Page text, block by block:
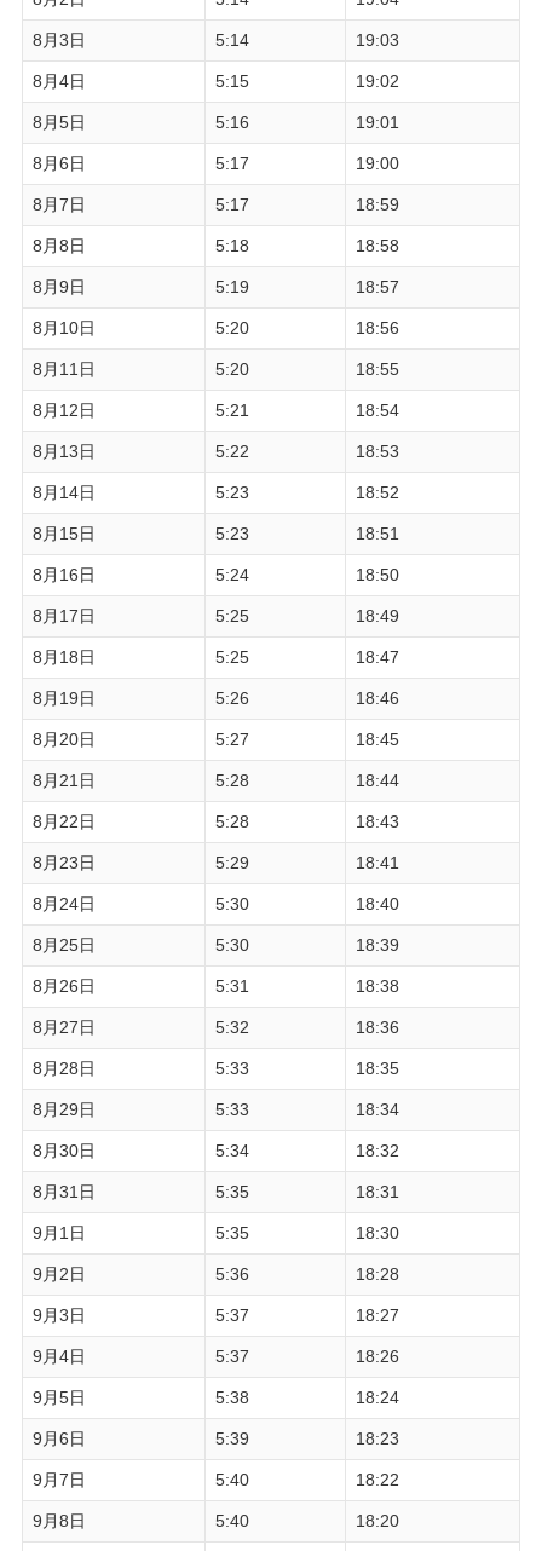
8月3日 5:14 19:03
8月4日 5:15 19:02
8月5日 5:16 19:01
8月6日 5:17 19:00
8月7日 5:17 18:59
8月8日 5:18 18:58
8月9日 5:19 18:57
8月10日 5:20 18:56
8月11日 5:20 18:55
8月12日 5:21 18:54
8月13日 5:22 18:53
8月14日 5:23 18:52
8月15日 5:23 18:51
8月16日 5:24 18:50
8月17日 5:25 18:49
8月18日 5:25 18:47
8月19日 5:26 18:46
8月20日 5:27 18:45
8月21日 5:28 18:44
8月22日 5:28 18:43
8月23日 5:29 18:41
8月24日 5:30 18:40
8月25日 5:30 18:39
8月26日 5:31 18:38
8月27日 5:32 18:36
8月28日 5:33 18:35
8月29日 5:33 18:34
8月30日 5:34 18:32
8月31日 5:35 18:31
9月1日 5:35 18:30
9月2日 5:36 18:28
9月3日 5:37 18:27
9月4日 5:37 18:26
9月5日 5:38 18:24
9月6日 5:39 18:23
9月7日 5:40 18:22
9月8日 5:40 18:20